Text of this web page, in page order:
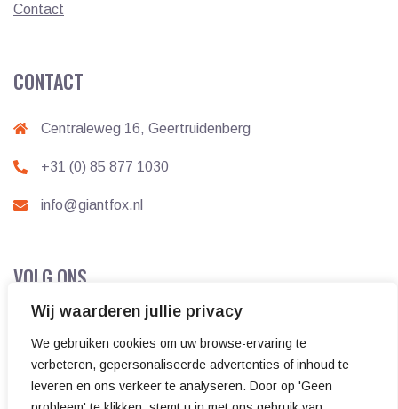
Wij waarderen jullie privacy
We gebruiken cookies om uw browse-ervaring te
verbeteren, gepersonaliseerde advertenties of inhoud te
leveren en ons verkeer te analyseren. Door op 'Geen
Contact
CONTACT
Centraleweg 16, Geertruidenberg
+31 (0) 85 877 1030
info@giantfox.nl
VOLG ONS